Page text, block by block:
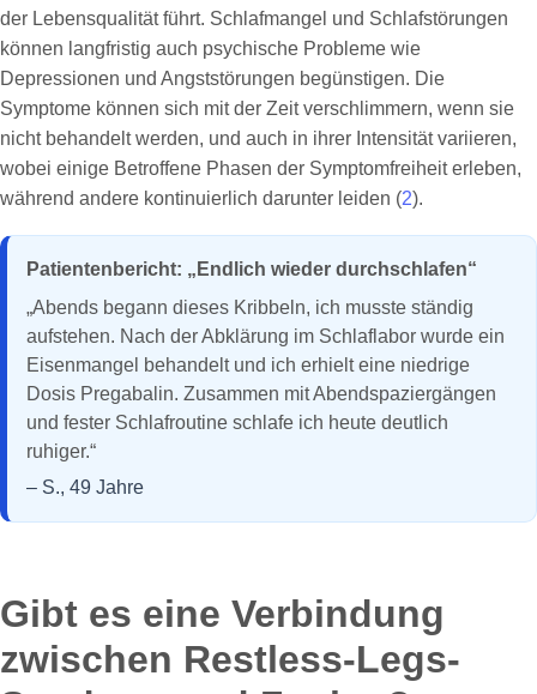
der Lebensqualität führt. Schlafmangel und Schlafstörungen
können langfristig auch psychische Probleme wie
Depressionen und Angststörungen begünstigen. Die
Symptome können sich mit der Zeit verschlimmern, wenn sie
nicht behandelt werden, und auch in ihrer Intensität variieren,
wobei einige Betroffene Phasen der Symptomfreiheit erleben,
während andere kontinuierlich darunter leiden (2).
Patientenbericht: „Endlich wieder durchschlafen“
„Abends begann dieses Kribbeln, ich musste ständig
aufstehen. Nach der Abklärung im Schlaflabor wurde ein
Eisenmangel behandelt und ich erhielt eine niedrige
Dosis Pregabalin. Zusammen mit Abendspaziergängen
und fester Schlafroutine schlafe ich heute deutlich
ruhiger.“
– S., 49 Jahre
Gibt es eine Verbindung
zwischen Restless-Legs-